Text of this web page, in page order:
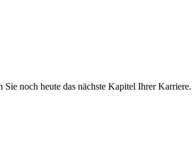
noch heute das nächste Kapitel Ihrer Karriere.